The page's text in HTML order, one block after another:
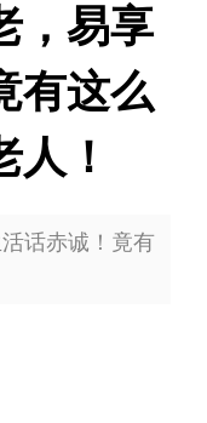
，易享
有这么
人！
话赤诚！竟有